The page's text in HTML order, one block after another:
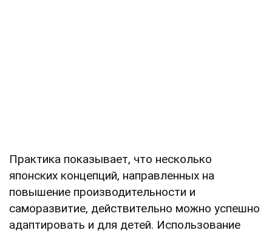
Практика показывает, что несколько
японских концепций, направленных на
повышение производительности и
саморазвитие, действительно можно успешно
адаптировать и для детей. Использование